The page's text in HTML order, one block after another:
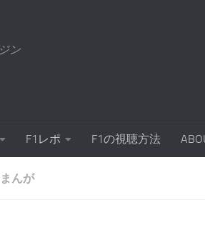
ン
F1レポ F1の視聴方法
んが